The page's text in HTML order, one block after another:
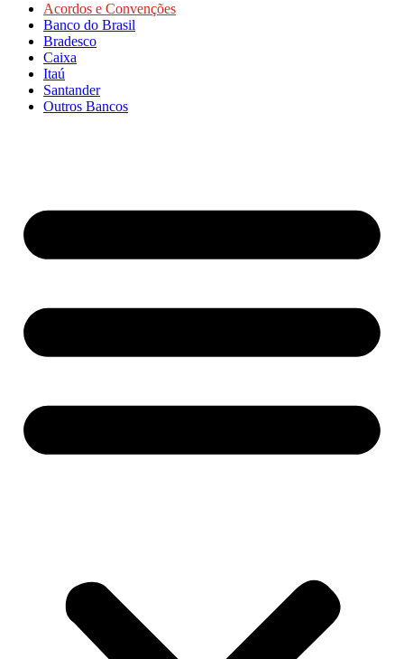
Acordos e Convenções
Banco do Brasil
Bradesco
Caixa
Itaú
Santander
Outros Bancos